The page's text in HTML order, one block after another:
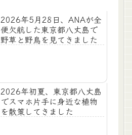
2026年5月28日、ANAが全
便欠航した東京都八丈島で
野草と野鳥を見てきました
2026年初夏、東京都八丈島
でスマホ片手に身近な植物
を散策してきました